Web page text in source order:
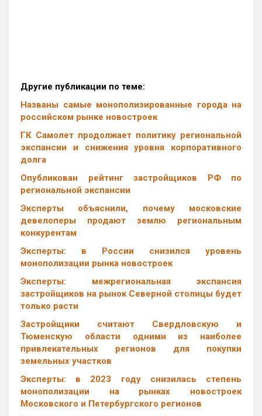
Другие публикации по теме:
Названы самые монополизированные города на
российском рынке новостроек
ГК Самолет продолжает политику региональной
экспансии и снижения уровня корпоративного
долга
Опубликован рейтинг застройщиков РФ по
региональной экспансии
Эксперты объяснили, почему московские
девелоперы продают землю региональным
конкурентам
Эксперты: в России снизился уровень
монополизации рынка новостроек
Эксперты: межрегиональная экспансия
застройщиков на рынок Северной столицы будет
только расти
Застройщики считают Свердловскую и
Тюменскую области одними из наиболее
привлекательных регионов для покупки
земельных участков
Эксперты: в 2023 году снизилась степень
монополизации на рынках новостроек
Московского и Петербургского регионов